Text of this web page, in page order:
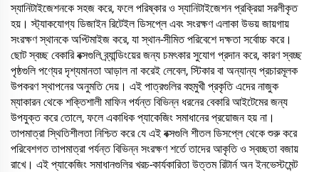
স্যানিটাইজেশনকে সহজ করে, ফলে পরিষ্কার ও স্যানিটাইজেশন প্রক্রিয়া সরলীকৃত
হয়। স্ট্যাকযোগ্য ডিজাইন রিটেইল ডিসপ্লে এবং সংরক্ষণ এলাকা উভয় জায়গায়
সংরক্ষণ স্থানকে অপ্টিমাইজ করে, যা স্থান-সীমিত পরিবেশে দক্ষতা সর্বোচ্চ করে।
ছোট স্বচ্ছ বেকারি বক্সগুলি ব্র্যান্ডিংয়ের জন্য চমৎকার সুযোগ প্রদান করে, কারণ স্বচ্ছ
পৃষ্ঠগুলি পণ্যের দৃশ্যমানতা আড়াল না করেই লেবেল, স্টিকার বা অন্যান্য প্রচারমূলক
উপকরণ স্থাপনের অনুমতি দেয়। এই পাত্রগুলির বহুমুখী প্রকৃতি এদের নাজুক
ম্যাকারন থেকে শক্তিশালী মাফিন পর্যন্ত বিভিন্ন ধরনের বেকারি আইটেমের জন্য
উপযুক্ত করে তোলে, ফলে একাধিক প্যাকেজিং সমাধানের প্রয়োজন হয় না।
তাপমাত্রা স্থিতিশীলতা নিশ্চিত করে যে এই বক্সগুলি শীতল ডিসপ্লে থেকে শুরু করে
পরিবেশগত তাপমাত্রা পর্যন্ত বিভিন্ন সংরক্ষণ শর্তে তাদের আকৃতি ও স্বচ্ছতা বজায়
রাখে। এই প্যাকেজিং সমাধানগুলির খরচ-কার্যকারিতা উত্তম রিটার্ন অন ইনভেস্টমেন্ট